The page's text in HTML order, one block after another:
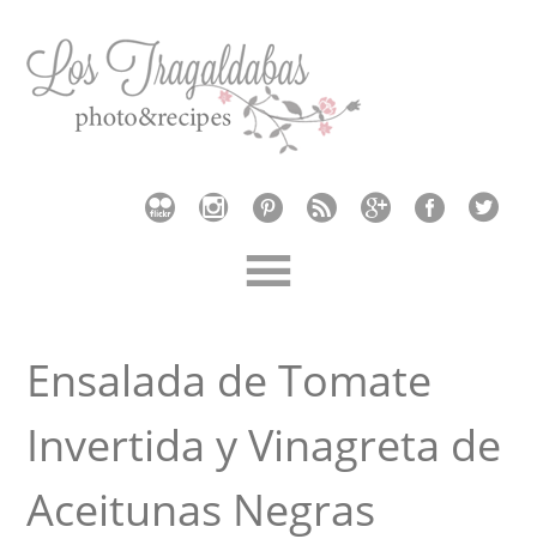
Ensalada de Tomate
Invertida y Vinagreta de
Aceitunas Negras